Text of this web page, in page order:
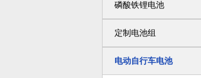
磷酸铁锂电池
定制电池组
电动自行车电池